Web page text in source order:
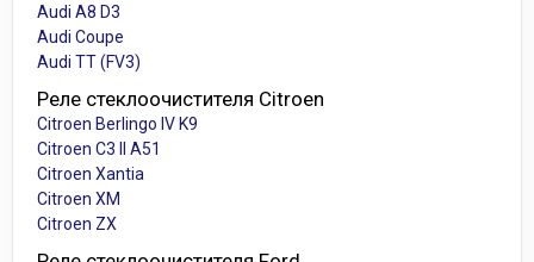
Audi A8 D3
Audi Coupe
Audi TT (FV3)
Реле стеклоочистителя Citroen
Citroen Berlingo IV K9
Citroen C3 II A51
Citroen Xantia
Citroen XM
Citroen ZX